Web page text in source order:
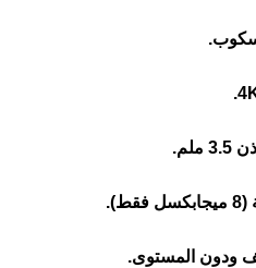
ودون المستوى.